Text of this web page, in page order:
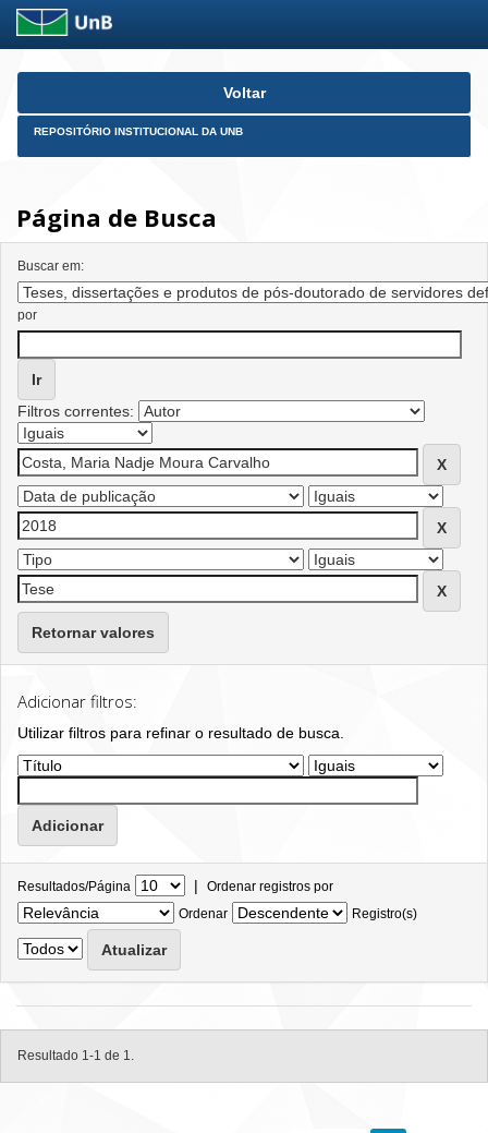
Skip
Voltar
REPOSITÓRIO INSTITUCIONAL DA UNB
Página de Busca
Buscar em:
por
Filtros correntes:
Retornar valores
Adicionar filtros:
Utilizar filtros para refinar o resultado de busca.
Resultados/Página | Ordenar registros por
Ordenar
Registro(s)
Resultado 1-1 de 1.